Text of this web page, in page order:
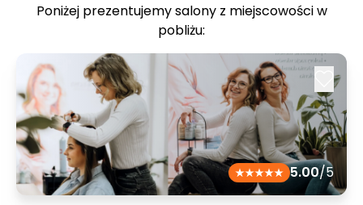
Poniżej prezentujemy salony z miejscowości w
pobliżu:
5.00/5